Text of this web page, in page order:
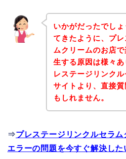
いかがだったでし
てきたように、プ
ムクリームのお店
生する原因は様々
レステージリンク
サイトより、直接
もしれません。
⇒プレステージリンクルセラ
エラーの問題を今すぐ解決した